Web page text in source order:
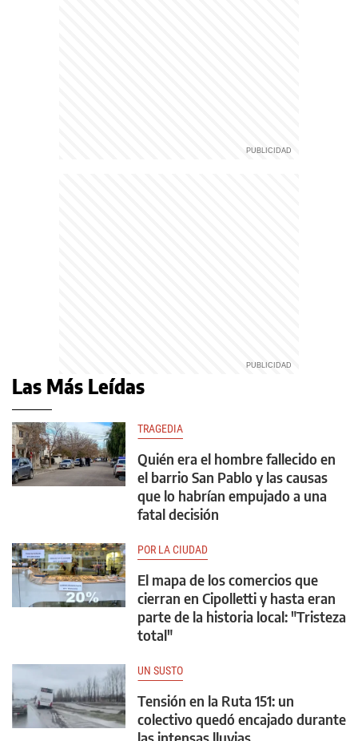
Las Más Leídas
TRAGEDIA
Quién era el hombre fallecido en
el barrio San Pablo y las causas
que lo habrían empujado a una
fatal decisión
POR LA CIUDAD
El mapa de los comercios que
cierran en Cipolletti y hasta eran
parte de la historia local: "Tristeza
total"
UN SUSTO
Tensión en la Ruta 151: un
colectivo quedó encajado durante